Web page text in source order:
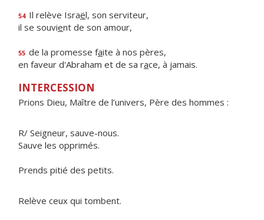
54 Il relève Israël, son serviteur,
il se souvient de son amour,
55 de la promesse faite à nos pères,
en faveur d'Abraham et de sa race, à jamais.
INTERCESSION
Prions Dieu, Maître de l’univers, Père des hommes :
R/ Seigneur, sauve-nous.
Sauve les opprimés.
Prends pitié des petits.
Relève ceux qui tombent.